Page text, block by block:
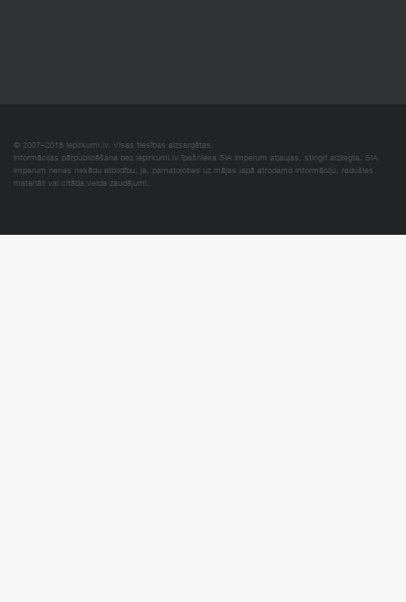
© 2007–2018 Iepirkumi.lv. Visas tiesības aizsargātas.
Informācijas pārpublicēšana bez iepirkumi.lv īpašnieka SIA Imperum atļaujas, stingri aizliegta. SIA
Imperum nenes nekādu atbildību, ja, pamatojoties uz mājas lapā atrodamo informāciju, radušies
materiāli vai citāda veida zaudējumi.